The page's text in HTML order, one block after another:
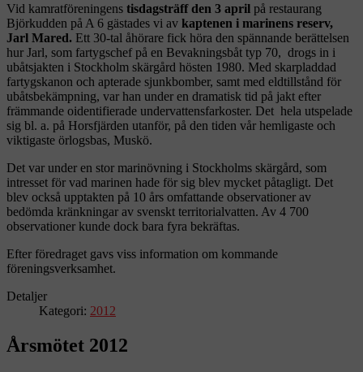
Vid kamratföreningens tisdagsträff den 3 april på restaurang
Björkudden på A 6 gästades vi av kaptenen i marinens reserv,
Jarl Mared. Ett 30-tal åhörare fick höra den spännande berättelsen
hur Jarl, som fartygschef på en Bevakningsbåt typ 70, drogs in i
ubåtsjakten i Stockholm skärgård hösten 1980. Med skarpladdad
fartygskanon och apterade sjunkbomber, samt med eldtillstånd för
ubåtsbekämpning, var han under en dramatisk tid på jakt efter
främmande oidentifierade undervattensfarkoster. Det hela utspelade
sig bl. a. på Horsfjärden utanför, på den tiden vår hemligaste och
viktigaste örlogsbas, Muskö.
Det var under en stor marinövning i Stockholms skärgård, som
intresset för vad marinen hade för sig blev mycket påtagligt. Det
blev också upptakten på 10 års omfattande observationer av
bedömda kränkningar av svenskt territorialvatten. Av 4 700
observationer kunde dock bara fyra bekräftas.
Efter föredraget gavs viss information om kommande
föreningsverksamhet.
Detaljer
Kategori: 2012
Årsmötet 2012